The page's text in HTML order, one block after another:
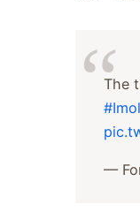
The
—